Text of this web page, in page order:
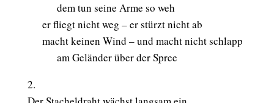
dem tun seine Arme so weh
er fliegt nicht weg – er stürzt nicht ab
macht keinen Wind – und macht nicht schlapp
am Geländer über der Spree
2.